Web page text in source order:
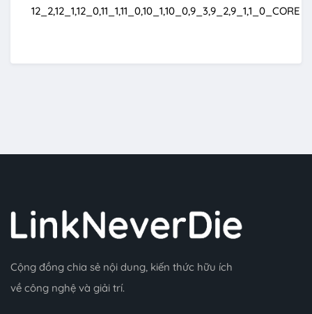
12_2,12_1,12_0,11_1,11_0,10_1,10_0,9_3,9_2,9_1,1_0_CORE
Cộng đồng chia sẻ nội dung, kiến thức hữu ích
về công nghệ và giải trí.